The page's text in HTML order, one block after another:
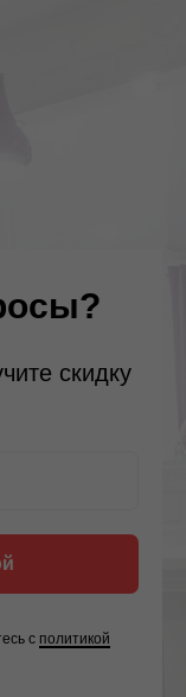
скидку
с политикой